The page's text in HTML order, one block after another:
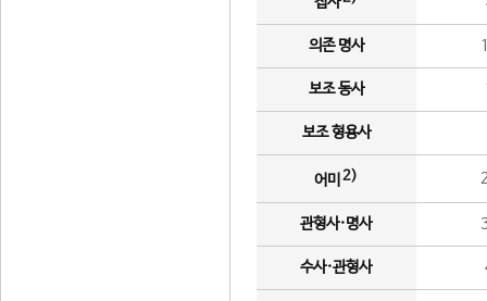
의존 명사
보조 동사
보조 형용사
어미 2)
관형사·명사
수사·관형사